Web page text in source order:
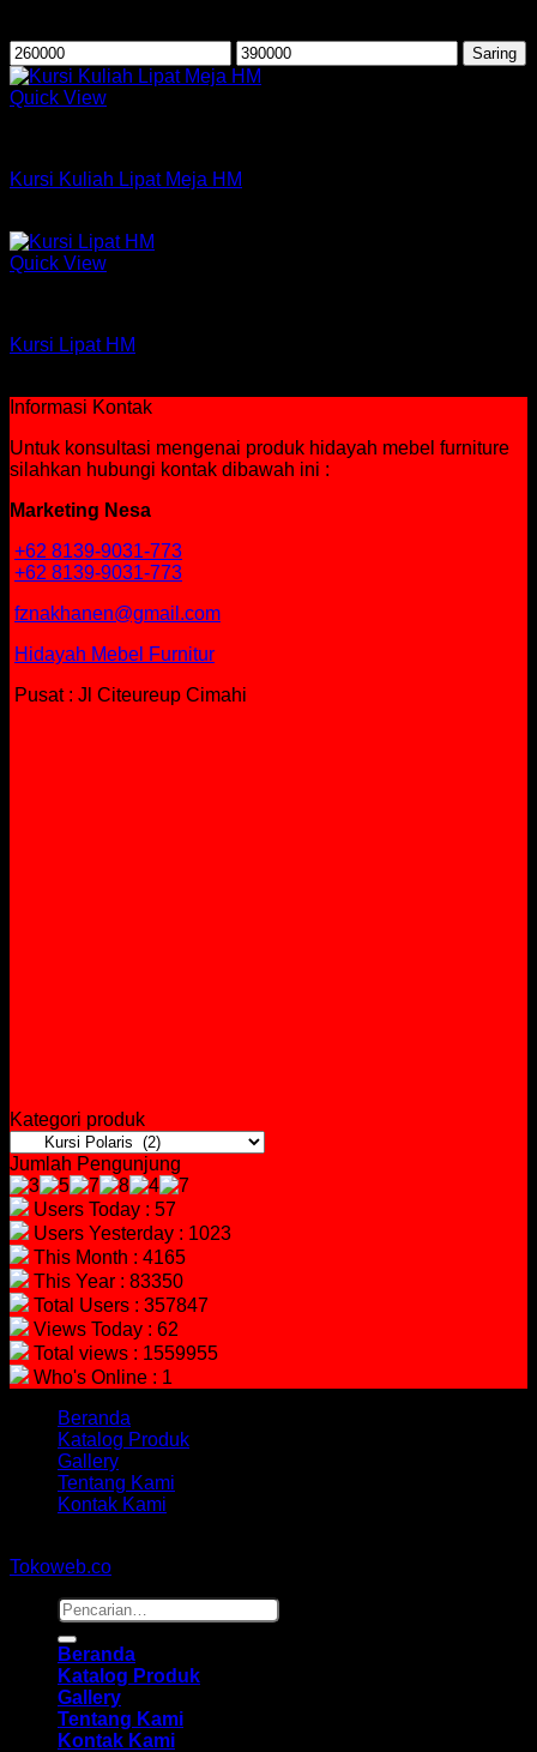
Harga
terendah
Harga
tertinggi
Saring
Quick View
Kursi Kuliah Lipat Meja HM
Quick View
Kursi Lipat HM
Informasi Kontak
Untuk konsultasi mengenai produk hidayah mebel furniture
silahkan hubungi kontak dibawah ini :
Marketing Nesa
+62 8139-9031-773
+62 8139-9031-773
fznakhanen@gmail.com
Hidayah Mebel Furnitur
Pusat : Jl Citeureup Cimahi
Kategori produk
Jumlah Pengunjung
Users Today : 57
Users Yesterday : 1023
This Month : 4165
This Year : 83350
Total Users : 357847
Views Today : 62
Total views : 1559955
Who's Online : 1
Beranda
Katalog Produk
Gallery
Tentang Kami
Kontak Kami
Tokoweb.co
Pencarian
untuk:
Beranda
Katalog Produk
Gallery
Tentang Kami
Kontak Kami